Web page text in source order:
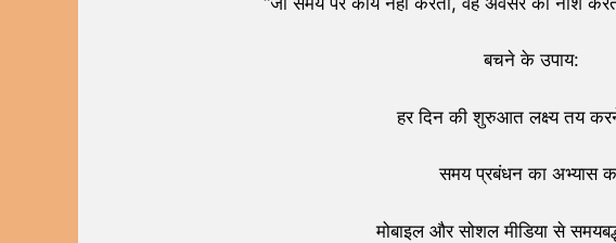
बचने के उपाय:
हर दिन की शुरुआत लक्ष्य तय
समय प्रबंधन का अभ्यास
मोबाइल और सोशल मीडिया से